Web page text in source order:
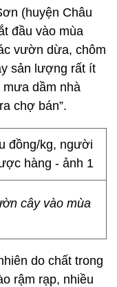
(huyện Châu
đầu vào mùa
vườn dừa, chôm
sản lượng rất ít
mưa dầm nhà
chợ bán”.
cây vào mùa
do chất trong
rậm rạp, nhiều